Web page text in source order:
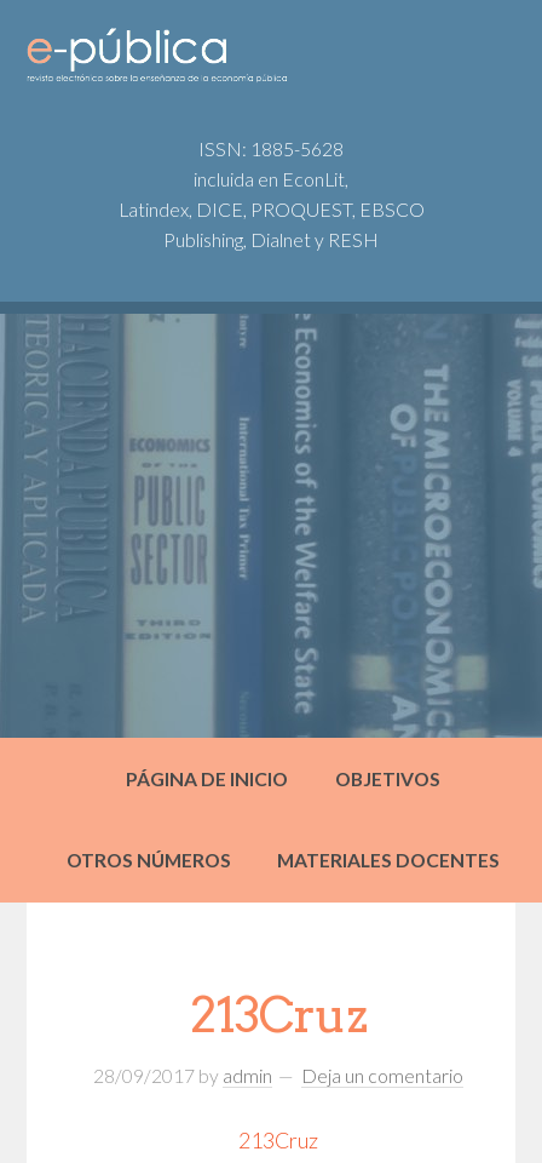
ISSN: 1885-5628
incluida en EconLit,
Latindex, DICE, PROQUEST, EBSCO
Publishing, Dialnet y RESH
PÁGINA DE INICIO OBJETIVOS
OTROS NÚMEROS MATERIALES DOCENTES
213Cruz
28/09/2017by admin Deja un comentario
213Cruz